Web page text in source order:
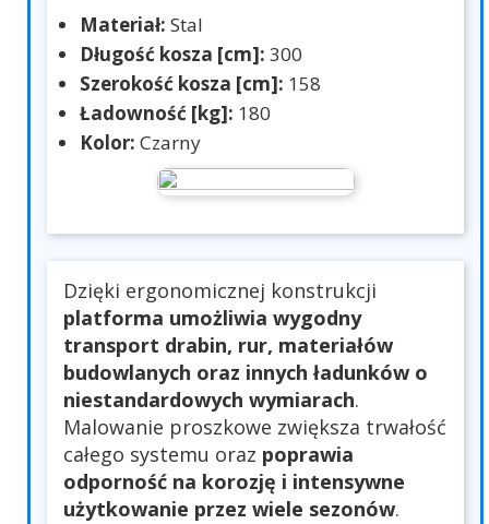
Materiał: Stal
Długość kosza [cm]: 300
Szerokość kosza [cm]: 158
Ładowność [kg]: 180
Kolor: Czarny
Dzięki ergonomicznej konstrukcji
platforma umożliwia wygodny
transport drabin, rur, materiałów
budowlanych oraz innych ładunków o
niestandardowych wymiarach.
Malowanie proszkowe zwiększa trwałość
całego systemu oraz poprawia
odporność na korozję i intensywne
użytkowanie przez wiele sezonów.